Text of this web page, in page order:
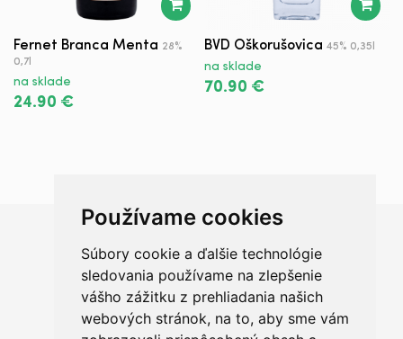
Používame cookies
Súbory cookie a ďalšie technológie
sledovania používame na zlepšenie
vášho zážitku z prehliadania našich
webových stránok, na to, aby sme vám
Fernet Branca Menta 28%
0,7l
na sklade
24.90 €
BVD Oškorušovica 45% 0,35l
na sklade
70.90 €
Chceš sa radšej porozprávať?